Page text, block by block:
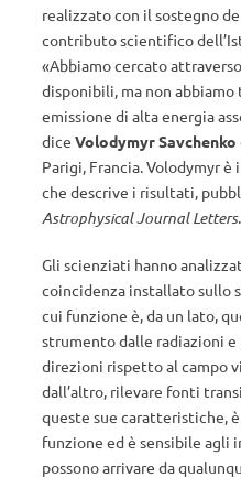
realizzato con il sostegno
contributo scientifico
«Abbiamo cercato
disponibili, ma non
emissione di alta energia
dice Volodymyr Savchenko
Parigi, Francia. Volodymyr
che descrive i risultati,
Astrophysical Journal Letters.
Gli scienziati hanno
coincidenza installato sullo
cui funzione è, da un lato,
strumento dalle radiazioni
direzioni rispetto al campo
dall’altro, rilevare fonti
queste sue caratteristiche,
funzione ed è sensibile agli
possono arrivare da